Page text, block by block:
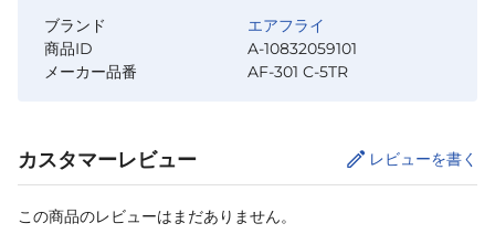
ブランド
エアフライ
商品ID
A-10832059101
メーカー品番
AF-301 C-5TR
カスタマーレビュー レビューを書く
この商品のレビューはまだありません。